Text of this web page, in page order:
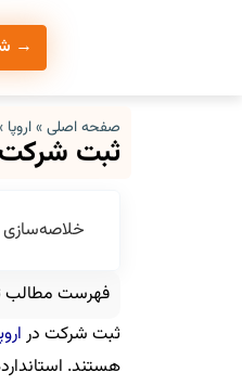
→
صفحه اصلی»اروپا
ثبت شرکت
فهرست مطالب
ثبت شرکت در
هستند.